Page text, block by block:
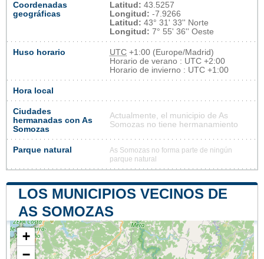
Coordenadas
geográficas
Latitud: 43.5257
Longitud: -7.9266
Latitud: 43° 31' 33'' Norte
Longitud: 7° 55' 36'' Oeste
Huso horario UTC +1:00 (Europe/Madrid)
Horario de verano : UTC +2:00
Horario de invierno : UTC +1:00
Hora local
Ciudades
hermanadas con As
Somozas
Actualmente, el municipio de As
Somozas no tiene hermanamiento
Parque natural
As Somozas no forma parte de ningún
parque natural
LOS MUNICIPIOS VECINOS DE
AS SOMOZAS
+
−